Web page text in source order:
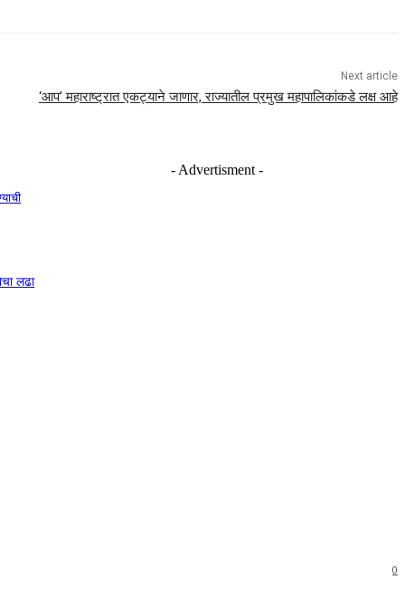
Next article
‘आप’ महाराष्ट्रात एकट्याने जाणार, राज्यातील प्रमुख महापालिकांकडे लक्ष आहे
- Advertisment -
लढा
0